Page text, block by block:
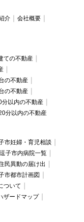
介
会社概要
ての不動産
の不動産
の不動産
以内の不動産
分以内の不動産
市妊婦・育児相談
逗子市内病院一覧
民異動の届け出
市都市計画図
ついて
ザードマップ